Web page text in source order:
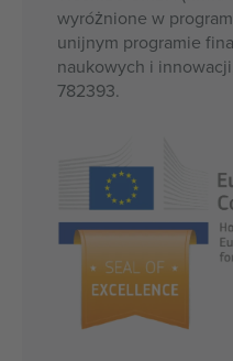
wyróżnione w
unijnym programie
naukowych i
782393.